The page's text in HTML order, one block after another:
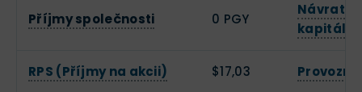
Příjmy společnosti 0 PGY
kapitálu
RPS (Příjmy na akcii) $17,03 Provozní